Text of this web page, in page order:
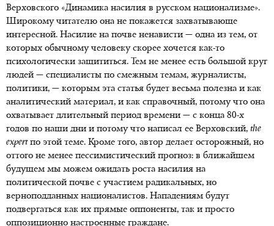
Верховского «Динамика насилия в русском национализме».
Широкому читателю она не покажется захватывающе
интересной. Насилие на почве ненависти — одна из тем, от
которых обычному человеку скорее хочется как-то
психологически защититься. Тем не менее есть большой круг
людей — специалисты по смежным темам, журналисты,
политики, — которым эта статья будет весьма полезна и как
аналитический материал, и как справочный, потому что она
охватывает длительный период времени — с конца 80-х
годов по наши дни и потому что написал ее Верховский, the
expertпо этой теме. Кроме того, автор делает осторожный, но
оттого не менее пессимистический прогноз: в ближайшем
будущем мы можем ожидать роста насилия на
политической почве с участием радикальных, но
верноподданных националистов. Нападениям будут
подвергаться как их прямые оппоненты, так и просто
оппозиционно настроенные граждане.